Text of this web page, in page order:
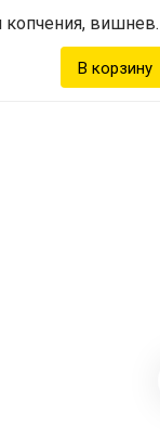
Щепа для